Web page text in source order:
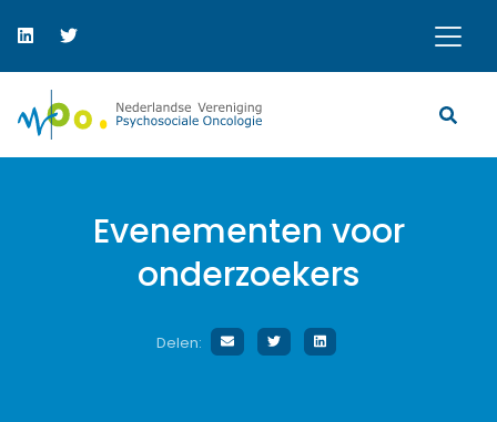
Evenementen voor
onderzoekers
Delen: